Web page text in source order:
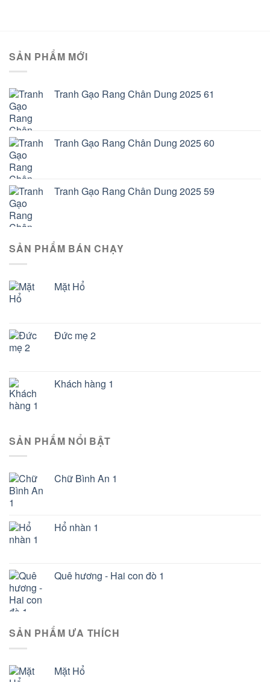
SẢN PHẨM MỚI
Tranh Gạo Rang Chân Dung 2025 61
Tranh Gạo Rang Chân Dung 2025 60
Tranh Gạo Rang Chân Dung 2025 59
SẢN PHẨM BÁN CHẠY
Mặt Hổ
Đức mẹ 2
Khách hàng 1
SẢN PHẨM NỔI BẬT
Chữ Bình An 1
Hổ nhàn 1
Quê hương - Hai con đò 1
SẢN PHẨM ƯA THÍCH
Mặt Hổ